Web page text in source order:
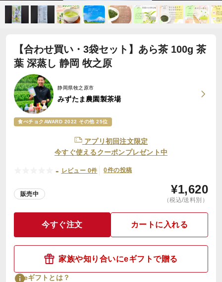
【合わせ買い・3袋セット】あら茶 100g 茶
葉 深蒸し 静岡 牧之原
静岡県牧之原市
みずたま農園製茶場
食べチョクAWARD 2022 その他 25位
アプリ初回注文限定
今すぐ使えるクーポンプレゼント中
- レビュー 0件 0件の投稿
販売中 ¥1,620
（税込/送料別）
今すぐ注文 カートに入れる
家族や知り合いにeギフトで贈る
eギフトとは？